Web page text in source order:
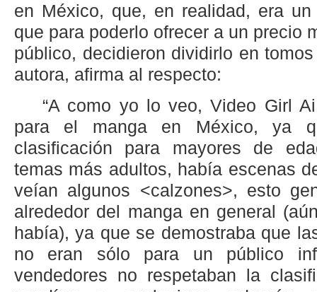
en México, que, en realidad, era
que para poderlo ofrecer a un precio
público, decidieron dividirlo en
autora, afirma al respecto:
“A como yo lo veo, Video Girl
para el manga en México, ya
clasificación para mayores de
temas más adultos, había escenas
veían algunos <calzones>, esto
alrededor del manga en general
había), ya que se demostraba que
no eran sólo para un público
vendedores no respetaban la